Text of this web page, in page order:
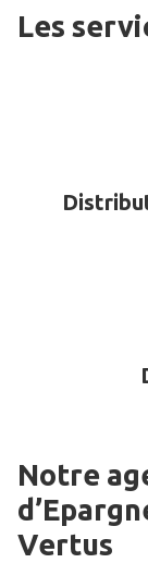
Les
Notre
Vertus